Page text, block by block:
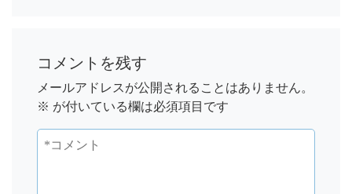
コメントを残す
メールアドレスが公開されることはありません。
※ が付いている欄は必須項目です